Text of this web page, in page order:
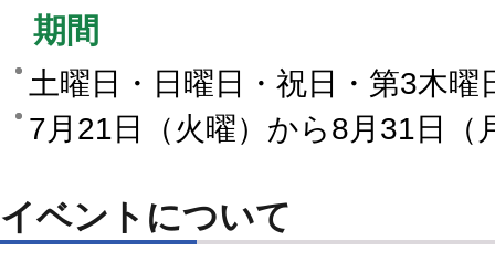
期間
土曜日・日曜日・祝日・第3木曜
7月21日（火曜）から8月31日（
イベントについて